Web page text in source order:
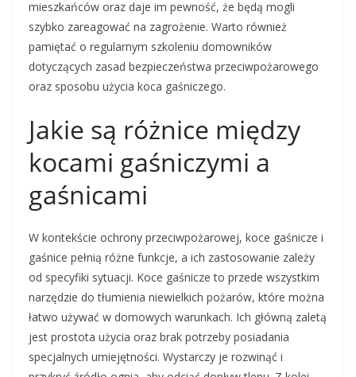
mieszkańców oraz daje im pewność, że będą mogli
szybko zareagować na zagrożenie. Warto również
pamiętać o regularnym szkoleniu domowników
dotyczących zasad bezpieczeństwa przeciwpożarowego
oraz sposobu użycia koca gaśniczego.
Jakie są różnice między
kocami gaśniczymi a
gaśnicami
W kontekście ochrony przeciwpożarowej, koce gaśnicze i
gaśnice pełnią różne funkcje, a ich zastosowanie zależy
od specyfiki sytuacji. Koce gaśnicze to przede wszystkim
narzędzie do tłumienia niewielkich pożarów, które można
łatwo używać w domowych warunkach. Ich główną zaletą
jest prostota użycia oraz brak potrzeby posiadania
specjalnych umiejętności. Wystarczy je rozwinąć i